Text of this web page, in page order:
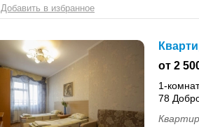
Добавить в избранное
от 2
1-
78